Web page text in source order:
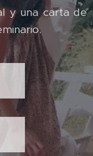
y una carta de